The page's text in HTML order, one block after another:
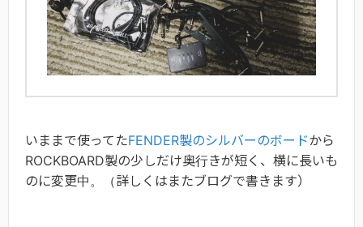
いままで使ってたFENDER製のシルバーのボードから
ROCKBOARD製の少しだけ奥行きが短く、横に長いも
のに変更中。（詳しくはまたブログで書きます）